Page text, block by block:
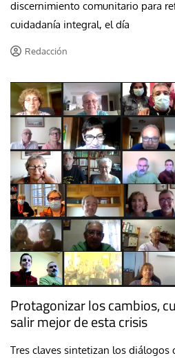
discernimiento comunitario para
cuidadanía integral, el día
Redacción
Protagonizar los cambios,
salir mejor de esta crisis
Tres claves sintetizan los diálogos